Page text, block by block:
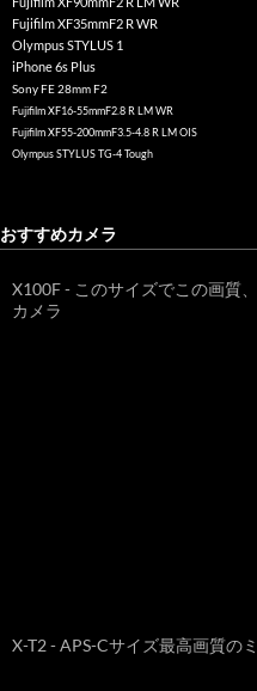
Fujifilm XF35mmF2 R WR
Olympus STYLUS 1
iPhone 6s Plus
Sony FE 28mm F2
Fujifilm XF16-55mmF2.8 R LM WR
Fujifilm XF55-200mmF3.5-4.8 R LM OIS
Olympus STYLUS TG-4 Tough
おすすめカメラ
X100F - このサイズでこの画質
カメラ
X-T2 - APS-Cサイズ最高画質の